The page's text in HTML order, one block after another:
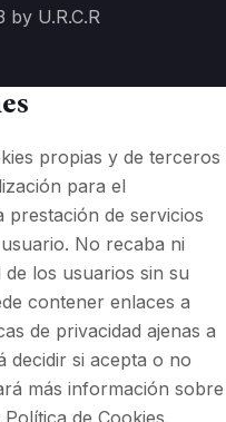
U.R.C.R
propias y de terceros
para el
prestación de servicios
No recaba ni
los usuarios sin su
contener enlaces a
de privacidad ajenas a
decidir si acepta o no
más información sobre
de Cookies.